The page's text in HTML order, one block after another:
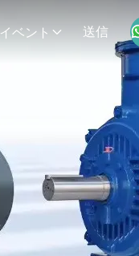
イベント 送信